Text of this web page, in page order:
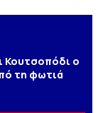
Κουτσοπόδι ο
τη φωτιά